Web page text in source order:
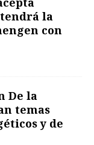
la
con
De la
temas
y de